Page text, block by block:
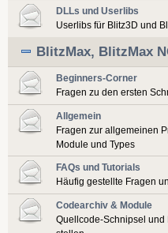
DLLs und Userlibs
Userlibs für Blitz3D und
BlitzMax, BlitzMax
Beginners-Corner
Fragen zu den ersten
Allgemein
Fragen zur allgemeinen
Module und Types
FAQs und Tutorials
Häufig gestellte Fragen
Codearchiv & Module
Quellcode-Schnipsel und